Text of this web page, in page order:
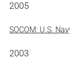
2005
SOCOM: U.S.
2003